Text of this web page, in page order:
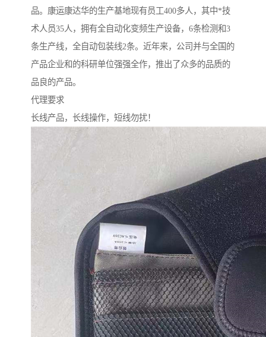
品。康运康达华的生产基地现有员工400多人，其中*技
术人员35人，拥有全自动化变频生产设备，6条检测和3
条生产线，全自动包装线2条。近年来，公司并与全国的
产品企业和的科研单位强强全作，推出了众多的品质的
品良的产品。
代理要求
长线产品，长线操作，短线勿扰！